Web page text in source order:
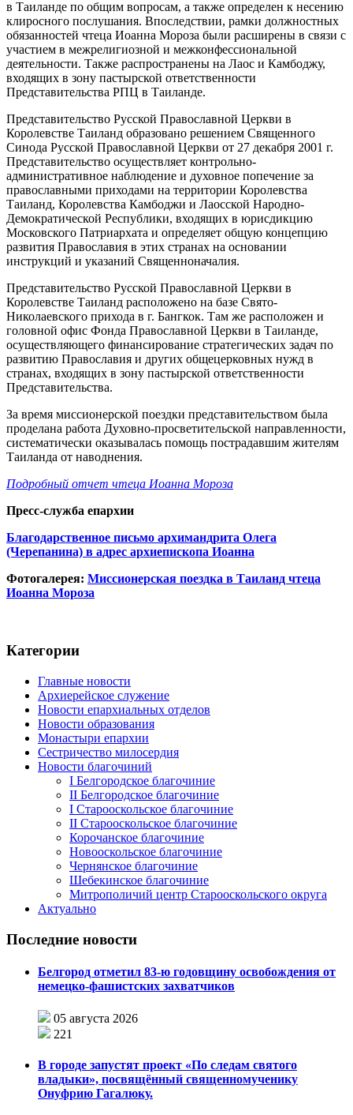
в Таиланде по общим вопросам, а также определен к несению
клиросного послушания. Впоследствии, рамки должностных
обязанностей чтеца Иоанна Мороза были расширены в связи с
участием в межрелигиозной и межконфессиональной
деятельности. Также распространены на Лаос и Камбоджу,
входящих в зону пастырской ответственности
Представительства РПЦ в Таиланде.
Представительство Русской Православной Церкви в
Королевстве Таиланд образовано решением Священного
Синода Русской Православной Церкви от 27 декабря 2001 г.
Представительство осуществляет контрольно-
административное наблюдение и духовное попечение за
православными приходами на территории Королевства
Таиланд, Королевства Камбоджи и Лаосской Народно-
Демократической Республики, входящих в юрисдикцию
Московского Патриархата и определяет общую концепцию
развития Православия в этих странах на основании
инструкций и указаний Священноначалия.
Представительство Русской Православной Церкви в
Королевстве Таиланд расположено на базе Свято-
Николаевского прихода в г. Бангкок. Там же расположен и
головной офис Фонда Православной Церкви в Таиланде,
осуществляющего финансирование стратегических задач по
развитию Православия и других общецерковных нужд в
странах, входящих в зону пастырской ответственности
Представительства.
За время миссионерской поездки представительством была
проделана работа Духовно-просветительской направленности,
систематически оказывалась помощь пострадавшим жителям
Таиланда от наводнения.
Подробный отчет чтеца Иоанна Мороза
Пресс-служба епархии
Благодарственное письмо архимандрита Олега
(Черепанина) в адрес архиепископа Иоанна
Фотогалерея: Миссионерская поездка в Таиланд чтеца
Иоанна Мороза
Категории
Главные новости
Архиерейское служение
Новости епархиальных отделов
Новости образования
Монастыри епархии
Сестричество милосердия
Новости благочиний
I Белгородское благочиние
II Белгородское благочиние
I Старооскольское благочиние
II Старооскольское благочиние
Корочанское благочиние
Новооскольское благочиние
Чернянское благочиние
Шебекинское благочиние
Митрополичий центр Старооскольского округа
Актуально
Последние новости
Белгород отметил 83-ю годовщину освобождения от
немецко-фашистских захватчиков
05 августа 2026
221
В городе запустят проект «По следам святого
владыки», посвящённый священномученику
Онуфрию Гагалюку.